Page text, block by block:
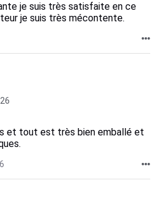
je suis très satisfaite en ce
je suis très mécontente.
et tout est très bien emballé et